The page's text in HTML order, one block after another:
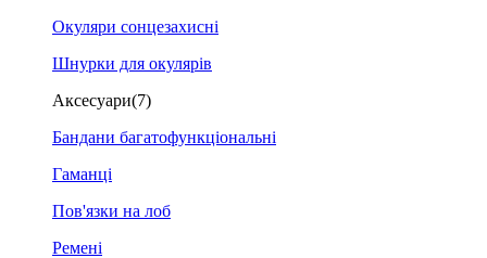
Окуляри сонцезахисні
Шнурки для окулярів
Аксесуари(7)
Бандани багатофункціональні
Гаманці
Пов'язки на лоб
Ремені